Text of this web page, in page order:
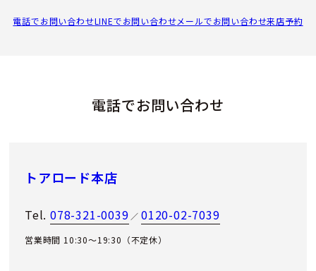
電話でお問い合わせLINEでお問い合わせメールでお問い合わせ来店予約
電話でお問い合わせ
トアロード本店
Tel. 078-321-0039 ／0120-02-7039
営業時間 10:30～19:30（不定休）